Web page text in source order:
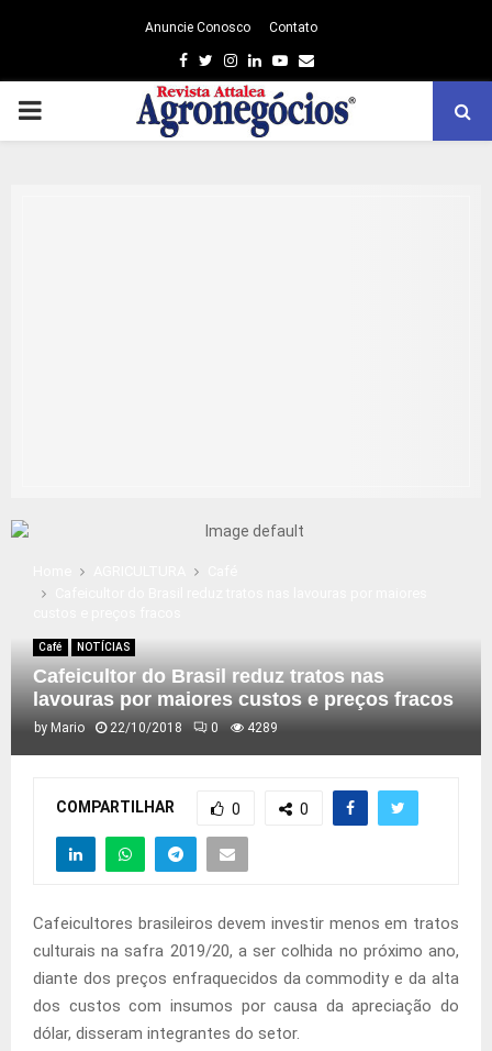
Anuncie Conosco Contato
Facebook
TwitterInstagram
LinkedinYoutube
Email
PRIMARY
Café NOTÍCIAS
Cafeicultor do Brasil reduz tratos nas
lavouras por maiores custos e preços fracos
by Mario 22/10/2018 0 4289
COMPARTILHAR 0 0
Cafeicultores brasileiros devem investir menos em tratos
culturais na safra 2019/20, a ser colhida no próximo ano,
diante dos preços enfraquecidos da commodity e da alta
dos custos com insumos por causa da apreciação do
dólar, disseram integrantes do setor.